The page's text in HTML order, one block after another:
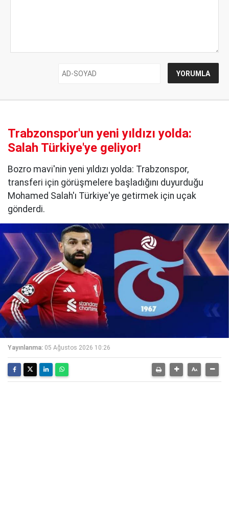
Trabzonspor'un yeni yıldızı yolda:
Salah Türkiye'ye geliyor!
Bozro mavi'nin yeni yıldızı yolda: Trabzonspor,
transferi için görüşmelere başladığını duyurduğu
Mohamed Salah'ı Türkiye'ye getirmek için uçak
gönderdi.
Yayınlanma: 05 Ağustos 2026 10:26